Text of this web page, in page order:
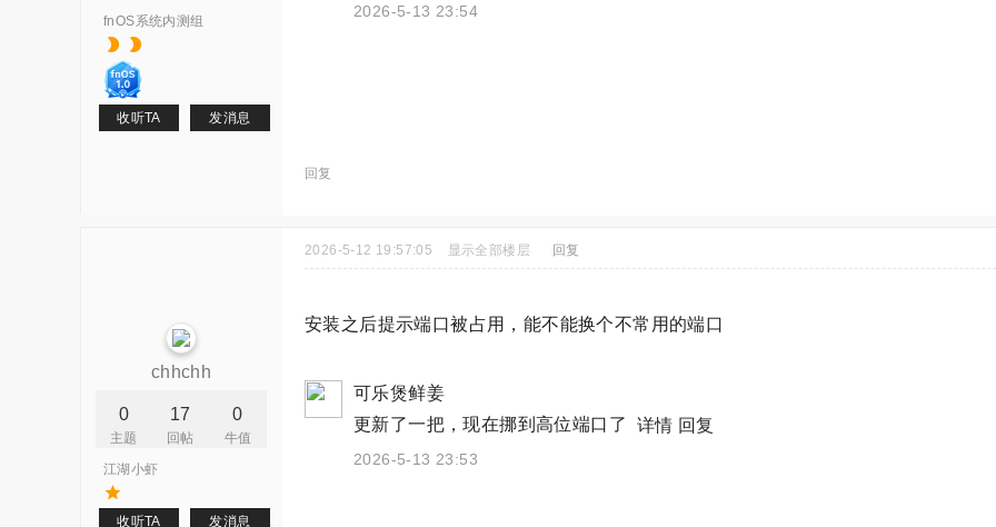
fnOS系统内测组
收听TA 发消息
2026-5-13 23:54
回复
chhchh
0
主题
17
回帖
0
牛值
江湖小虾
收听TA 发消息
2026-5-12 19:57:05 显示全部楼层 回复
安装之后提示端口被占用，能不能换个不常用的端口
可乐煲鲜姜
更新了一把，现在挪到高位端口了 详情 回复
2026-5-13 23:53